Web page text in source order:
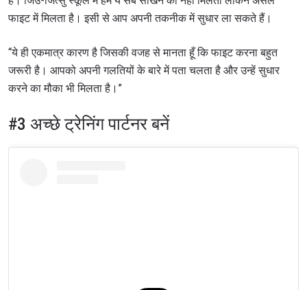
फाइट में मिलता है। इसी से आप अपनी तकनीक में सुधार ला सकते हैं।
“ये ही एकमात्र कारण है जिसकी वजह से मानता हूँ कि फाइट करना बहुत
जरूरी है। आपको अपनी गलतियों के बारे में पता चलता है और उन्हें सुधार
करने का मौका भी मिलता है।”
#3 अच्छे ट्रेनिंग पार्टनर बनें